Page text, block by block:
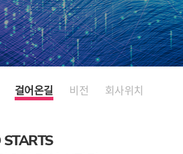
걸어온길 비전 회사위치